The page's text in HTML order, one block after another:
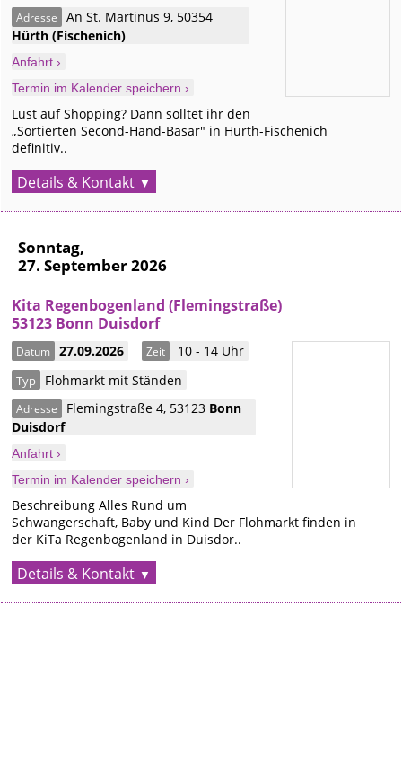
Adresse An St. Martinus 9, 50354
Hürth(Fischenich)
Anfahrt ›
Termin im Kalender speichern ›
Lust auf Shopping? Dann solltet ihr den
„Sortierten Second-Hand-Basar" in Hürth-Fischenich
definitiv..
Details & Kontakt
Sonntag,
27. September 2026
Kita Regenbogenland (Flemingstraße)
53123 Bonn Duisdorf
Datum 27.09.2026 Zeit 10 - 14 Uhr
Typ Flohmarkt mit Ständen
Adresse Flemingstraße 4, 53123 Bonn
Duisdorf
Anfahrt ›
Termin im Kalender speichern ›
Beschreibung Alles Rund um
Schwangerschaft, Baby und Kind Der Flohmarkt finden in
der KiTa Regenbogenland in Duisdor..
Details & Kontakt